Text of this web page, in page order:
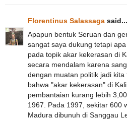
Florentinus Salassaga said...
Apapun bentuk Seruan dan
sangat saya dukung tetapi
pada topik akar kekerasan di
secara mendalam karena
dengan muatan politik jadi
bahwa "akar kekerasan" di
pembantaian kurang lebih
1967. Pada 1997, sekitar 600
Madura dibunuh di Sanggau